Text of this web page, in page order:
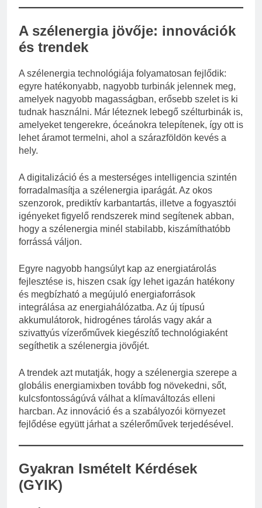
A szélenergia jövője: innovációk
és trendek
A szélenergia technológiája folyamatosan fejlődik:
egyre hatékonyabb, nagyobb turbinák jelennek meg,
amelyek nagyobb magasságban, erősebb szelet is ki
tudnak használni. Már léteznek lebegő szélturbinák is,
amelyeket tengerekre, óceánokra telepítenek, így ott is
lehet áramot termelni, ahol a szárazföldön kevés a
hely.
A digitalizáció és a mesterséges intelligencia szintén
forradalmasítja a szélenergia iparágát. Az okos
szenzorok, prediktív karbantartás, illetve a fogyasztói
igényeket figyelő rendszerek mind segítenek abban,
hogy a szélenergia minél stabilabb, kiszámíthatóbb
forrássá váljon.
Egyre nagyobb hangsúlyt kap az energiatárolás
fejlesztése is, hiszen csak így lehet igazán hatékony
és megbízható a megújuló energiaforrások
integrálása az energiahálózatba. Az új típusú
akkumulátorok, hidrogénes tárolás vagy akár a
szivattyús vízerőművek kiegészítő technológiaként
segíthetik a szélenergia jövőjét.
A trendek azt mutatják, hogy a szélenergia szerepe a
globális energiamixben tovább fog növekedni, sőt,
kulcsfontosságúvá válhat a klímaváltozás elleni
harcban. Az innováció és a szabályozói környezet
fejlődése együtt járhat a szélerőművek terjedésével.
Gyakran Ismételt Kérdések
(GYIK)